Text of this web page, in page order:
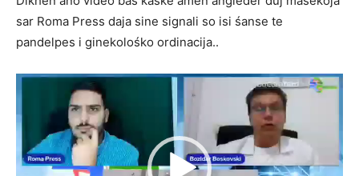
sar Roma Press daja sine signali so isi śanse te
pandelpes i ginekolośko ordinacija..
Видео